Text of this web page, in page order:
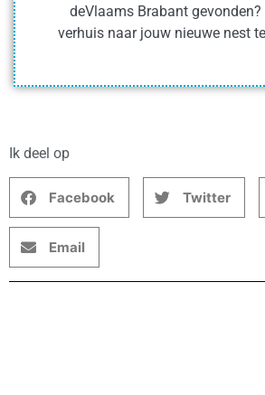
deVlaams Brabant
verhuis naar jouw nieuwe nest
Ik deel op
Facebook Twitter
Email